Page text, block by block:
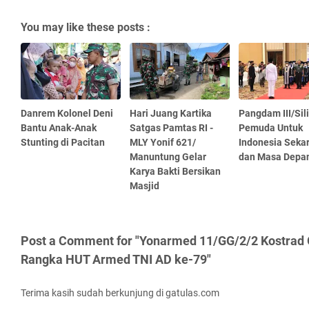
You may like these posts :
Danrem Kolonel Deni
Bantu Anak-Anak
Stunting di Pacitan
Hari Juang Kartika
Satgas Pamtas RI -
MLY Yonif 621/
Manuntung Gelar
Karya Bakti Bersikan
Masjid
Pangdam III/
Pemuda Untuk
Indonesia
dan Masa
Post a Comment for "Yonarmed 11/GG/2/2
Rangka HUT Armed TNI AD ke-79"
Terima kasih sudah berkunjung di gatulas.com